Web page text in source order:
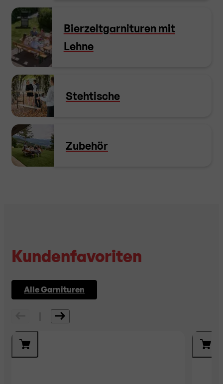
Bierzeltgarnituren mit
Lehne
Stehtische
Zubehör
Kundenfavoriten
Alle Garnituren
|